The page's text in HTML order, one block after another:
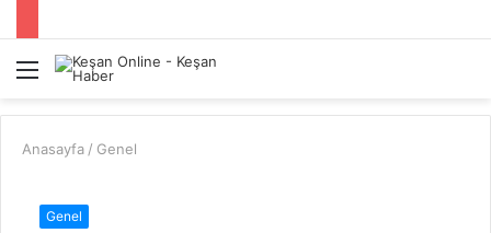
Menü
Anasayfa / Genel
Genel